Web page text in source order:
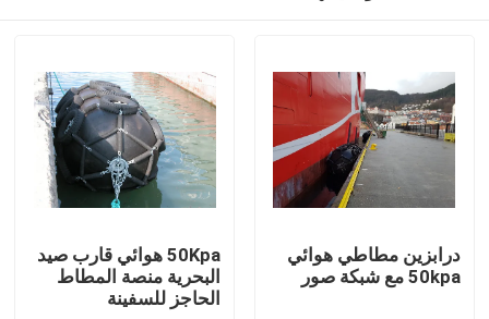
درابزين مطاطي هوائي
50kpa مع شبكة صور
50Kpa هوائي قارب صيد
البحرية منصة المطاط
الحاجز للسفينة